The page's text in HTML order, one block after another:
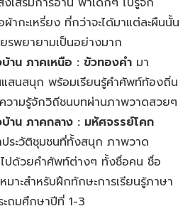
กะเหรี่ยง ที่กว่าจะได้มาแต่ละผืนนั้น
รพยายามเป็นอย่างมาก
าน ภาคเหนือ : ขัวทองคำ มา
สนสนุก พร้อมเรียนรู้คำศัพท์ท้องถิ่น
วามรู้จักวิถีชนบทผ่านภาพวาดสวยๆ
าน ภาคกลาง : มหัศจรรย์โคก
ประวัติชุมชนที่ทั้งสนุก ภาพวาด
ไปด้วยคำศัพท์ต่างๆ ทั้งชื่อคน ชื่อ
าะสำหรับฝึกทักษะการเรียนรู้ภาษา
ะถมศึกษาปีที่ 1-3